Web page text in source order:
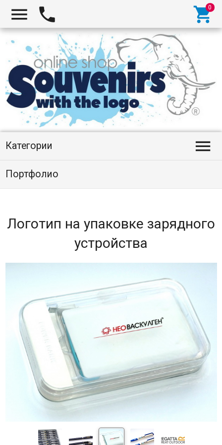
  
Категории 
Портфолио
Логотип на упаковке зарядного
устройства